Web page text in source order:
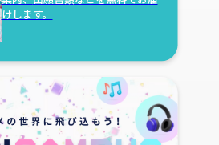
けします。